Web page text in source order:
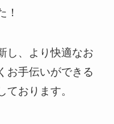
！
し、より快適なお
お手伝いができる
おります。